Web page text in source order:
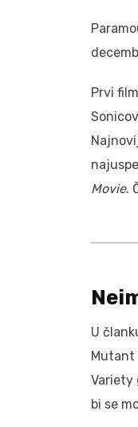
Prvi
Movie.
U
Mutant
Variety
bi se